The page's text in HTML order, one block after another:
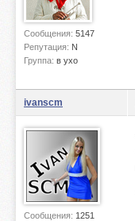
Сообщения: 5147
Репутация: N
Группа: в ухо
ivanscm
Сообщения: 1251